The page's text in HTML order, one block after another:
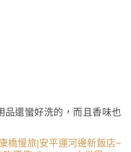
品還蠻好洗的，而且香味也